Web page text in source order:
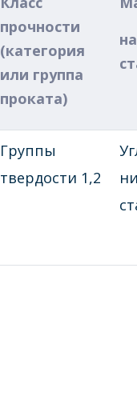
прочности
(категория
или группа
проката)
Группы
твердости 1,2